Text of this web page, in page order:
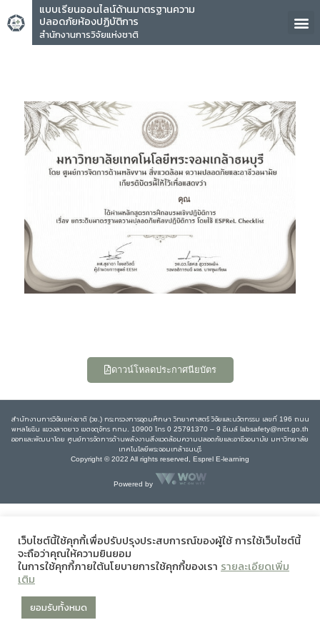
แบบเรียนออนไลน์ด้านมาตรฐานความ
ปลอดภัยห้องปฏิบัติการ
สำนักงานการวิจัยแห่งชาติ
คุณ
ดาวน์โหลดประกาศนียบัตร
สำนักงานการวิจัยแห่งชาติ (วช.) กระทรวงการอุดมศึกษา วิทยาศาสตร์ วิจัยและนวัตกรรม เลขที่ 196 ถนน
พหลโยธิน แขวงลาดยาว เขตจตุจักร กทม. 10900 โทร 0 25791370 – 9 อีเมล์ labsafety@nrct.go.th
ออกและพัฒนาโดย ศูนย์การจัดการด้านพลังงานสิ่งแวดล้อมความปลอดภัยและอาชีวอนามัย มหาวิทยาลัย
เทคโนโลยีพระจอมเกล้าธนบุรี
Copyright © 2022 All rights reserved, Esprel E-learning
Powered by
เว็บไซต์นี้ใช้คุกกี้เพื่อปรับปรุงประสบการณ์ของผู้ใช้ การใช้เว็บไซต์นี้
จะถือว่าคุณให้ความยินยอม
ในการใช้คุกกี้ภายใต้นโยบายการใช้คุกกี้ของเรา รายละเอียดเพิ่ม
เติม
ยอมรับทั้งหมด